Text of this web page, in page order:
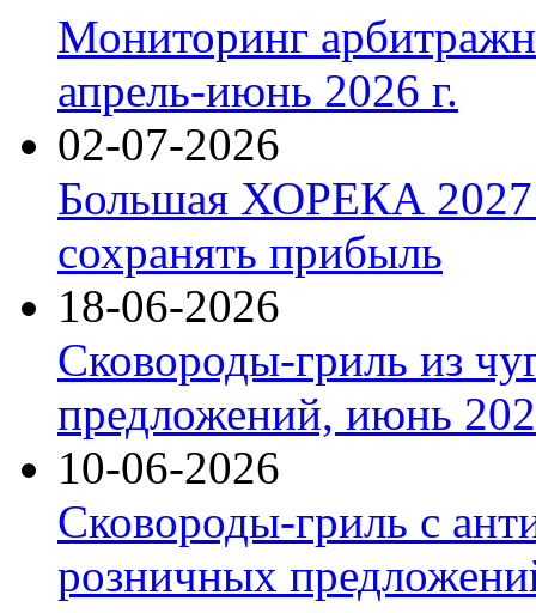
Мониторинг
апрель-июнь 2026 г.
02-07-2026
Большая ХОРЕКА 2027:
сохранять прибыль
18-06-2026
Сковороды-гриль из
предложений, июнь
10-06-2026
Сковороды-гриль с
розничных